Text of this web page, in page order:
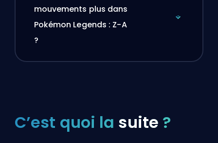
mouvements plus dans
Pokémon Legends : Z-A
?
C’est quoi la suite ?